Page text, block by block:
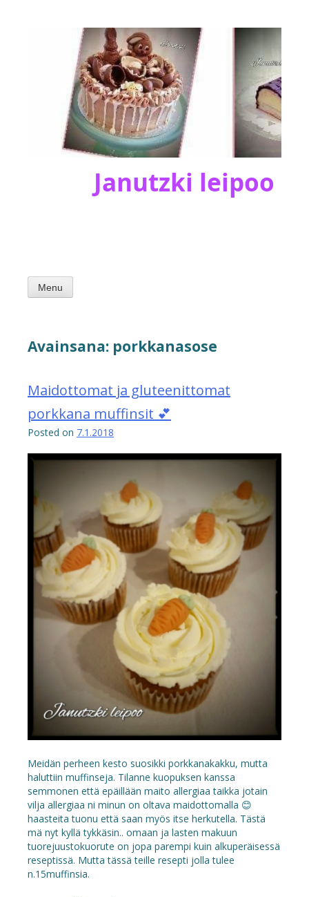
Janutzki leipoo
Menu
Avainsana: porkkanasose
Maidottomat ja gluteenittomat
porkkana muffinsit 💕
Posted on 7.1.2018
Meidän perheen kesto suosikki porkkanakakku, mutta
haluttiin muffinseja. Tilanne kuopuksen kanssa
semmonen että epäillään maito allergiaa taikka jotain
vilja allergiaa ni minun on oltava maidottomalla 😊
haasteita tuonu että saan myös itse herkutella. Tästä
mä nyt kyllä tykkäsin.. omaan ja lasten makuun
tuorejuustokuorute on jopa parempi kuin alkuperäisessä
reseptissä. Mutta tässä teille resepti jolla tulee
n.15muffinsia.